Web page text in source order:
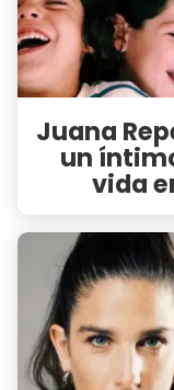
Juana
un
vida